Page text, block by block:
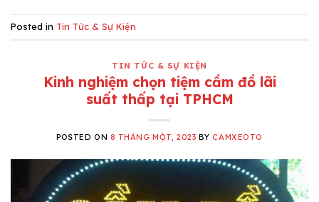
Posted in Tin Tức & Sự Kiện
TIN TỨC & SỰ KIỆN
Kinh nghiệm chọn tiệm cầm đồ lãi
suất thấp tại TPHCM
POSTED ON 8 THÁNG MỘT, 2023 BYCAMXEOTO